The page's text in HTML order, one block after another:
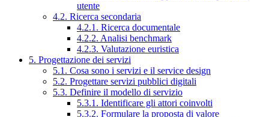
utente
4.2. Ricerca secondaria
4.2.1. Ricerca documentale
4.2.2. Analisi benchmark
4.2.3. Valutazione euristica
5. Progettazione dei servizi
5.1. Cosa sono i servizi e il service design
5.2. Progettare servizi pubblici digitali
5.3. Definire il modello di servizio
5.3.1. Identificare gli attori coinvolti
5.3.2. Formulare la proposta di valore